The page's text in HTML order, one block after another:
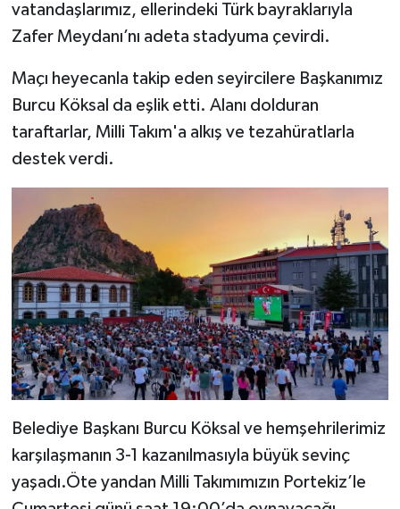
vatandaşlarımız, ellerindeki Türk bayraklarıyla
Zafer Meydanı’nı adeta stadyuma çevirdi.
Maçı heyecanla takip eden seyircilere Başkanımız
Burcu Köksal da eşlik etti. Alanı dolduran
taraftarlar, Milli Takım'a alkış ve tezahüratlarla
destek verdi.
Belediye Başkanı Burcu Köksal ve hemşehrilerimiz
karşılaşmanın 3-1 kazanılmasıyla büyük sevinç
yaşadı.Öte yandan Milli Takımımızın Portekiz’le